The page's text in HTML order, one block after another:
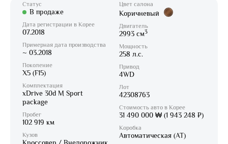
Статус
В продаже
Дата регистрации в Корее
07.2018
Примерная дата производства
~ 03.2018
Поколение
X5 (F15)
Комплектация
xDrive 30d M Sport
package
Пробег
102 919 км
Кузов
Цвет салона
Коричневый
Двигатель
2993 см3
Мощность
258 л.с.
Привод
4WD
Лот
42308763
Стоимость авто в Корее
31 490 000 ₩ (1 943 248 ₽)
Коробка
Автоматическая (AT)